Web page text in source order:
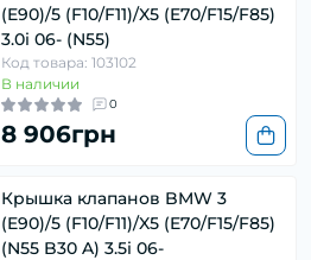
(E90)/5 (F10/F11)/X5 (E70/F15/F85)
3.0i 06- (N55)
Код товара: 103102
В наличии
0
8 906грн
Крышка клапанов BMW 3
(E90)/5 (F10/F11)/X5 (E70/F15/F85)
(N55 B30 A) 3.5i 06-